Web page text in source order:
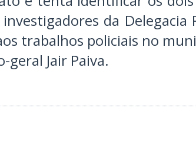
da Delegacia
trabalhos policiais no
geral Jair Paiva.